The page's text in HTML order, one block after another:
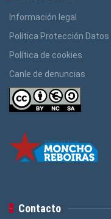
Información legal
Política Protección Datos
Política de cookies
Canle de denuncias
Contacto